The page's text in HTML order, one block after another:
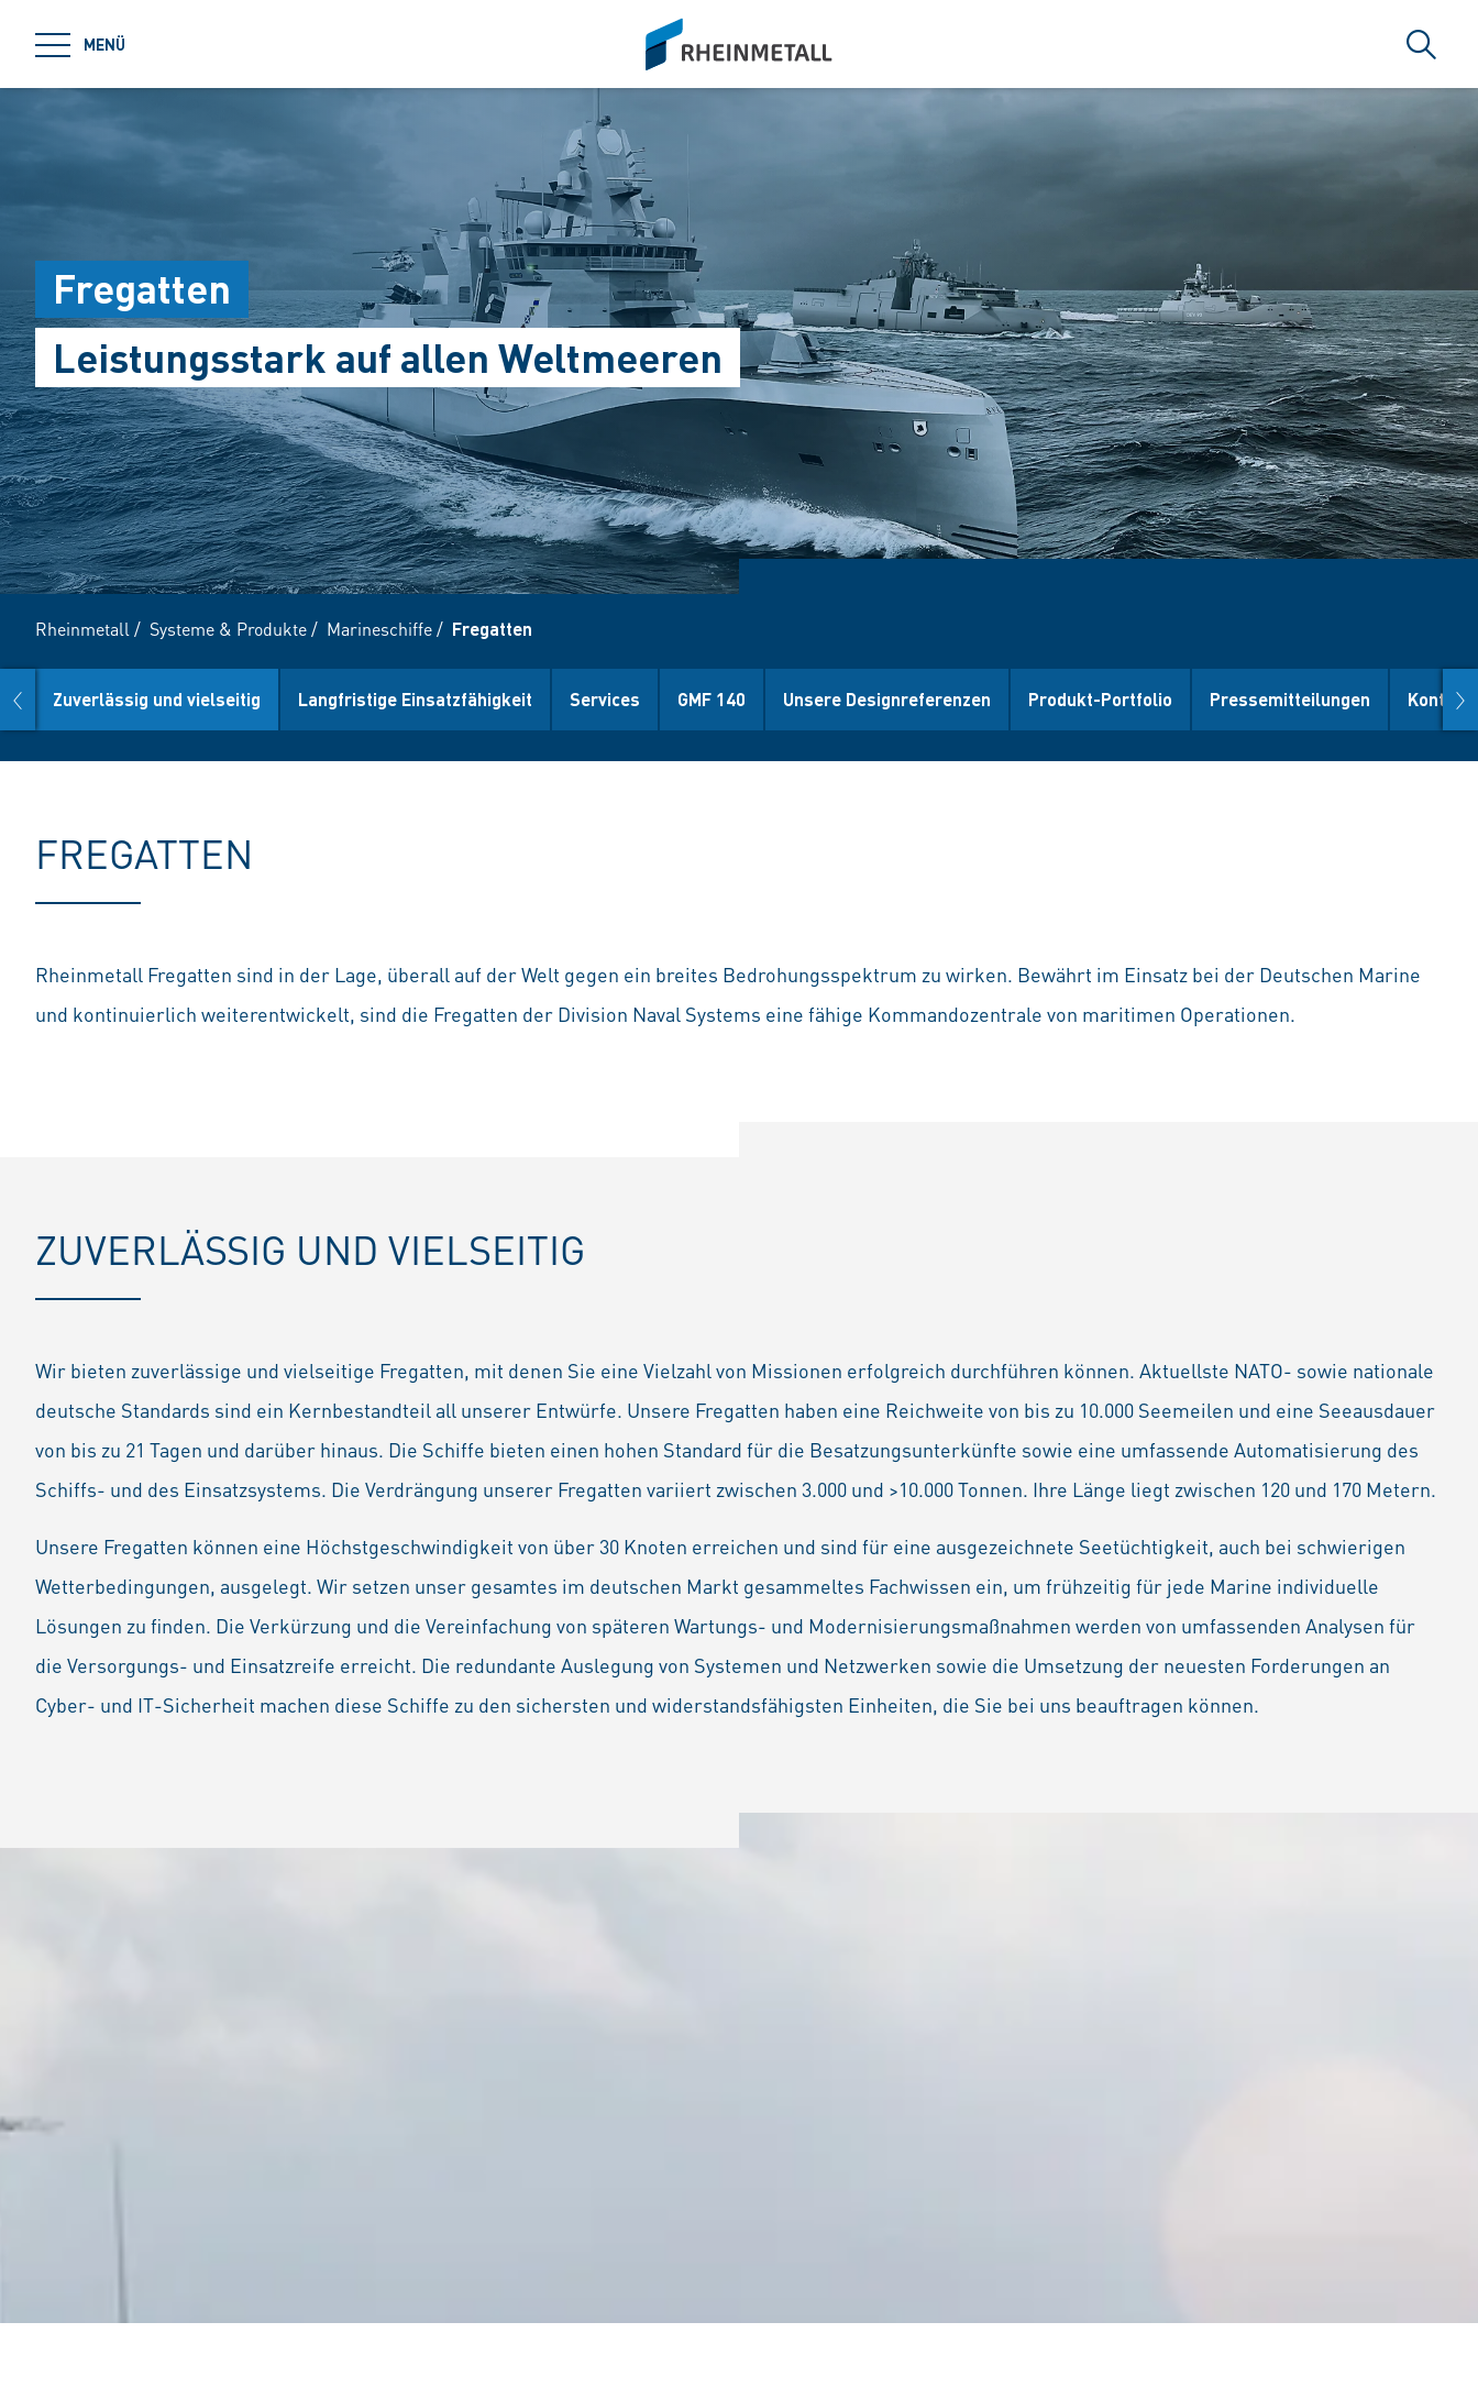
MENÜ
siteLogo
Suche
Fregatten
Leistungsstark auf allen Weltmeeren
Rheinmetall / Systeme & Produkte/ Marineschiffe/ Fregatten
prev Zuverlässig und vielseitig Langfristige Einsatzfähigkeit Services GMF 140 Unsere Designreferenzen Produkt-Portfolio Pressemitteilungen Kontakt
FREGATTEN
Rheinmetall Fregatten sind in der Lage, überall auf der Welt gegen ein breites Bedrohungsspektrum zu wirken. Bewährt im Einsatz bei der Deutschen Marine
und kontinuierlich weiterentwickelt, sind die Fregatten der Division Naval Systems eine fähige Kommandozentrale von maritimen Operationen.
ZUVERLÄSSIG UND VIELSEITIG
Wir bieten zuverlässige und vielseitige Fregatten, mit denen Sie eine Vielzahl von Missionen erfolgreich durchführen können. Aktuellste NATO- sowie nationale
deutsche Standards sind ein Kernbestandteil all unserer Entwürfe. Unsere Fregatten haben eine Reichweite von bis zu 10.000 Seemeilen und eine Seeausdauer
von bis zu 21 Tagen und darüber hinaus. Die Schiffe bieten einen hohen Standard für die Besatzungsunterkünfte sowie eine umfassende Automatisierung des
Schiffs- und des Einsatzsystems. Die Verdrängung unserer Fregatten variiert zwischen 3.000 und >10.000 Tonnen. Ihre Länge liegt zwischen 120 und 170 Metern.
Unsere Fregatten können eine Höchstgeschwindigkeit von über 30 Knoten erreichen und sind für eine ausgezeichnete Seetüchtigkeit, auch bei schwierigen
Wetterbedingungen, ausgelegt. Wir setzen unser gesamtes im deutschen Markt gesammeltes Fachwissen ein, um frühzeitig für jede Marine individuelle
Lösungen zu finden. Die Verkürzung und die Vereinfachung von späteren Wartungs- und Modernisierungsmaßnahmen werden von umfassenden Analysen für
die Versorgungs- und Einsatzreife erreicht. Die redundante Auslegung von Systemen und Netzwerken sowie die Umsetzung der neuesten Forderungen an
Cyber- und IT-Sicherheit machen diese Schiffe zu den sichersten und widerstandsfähigsten Einheiten, die Sie bei uns beauftragen können.